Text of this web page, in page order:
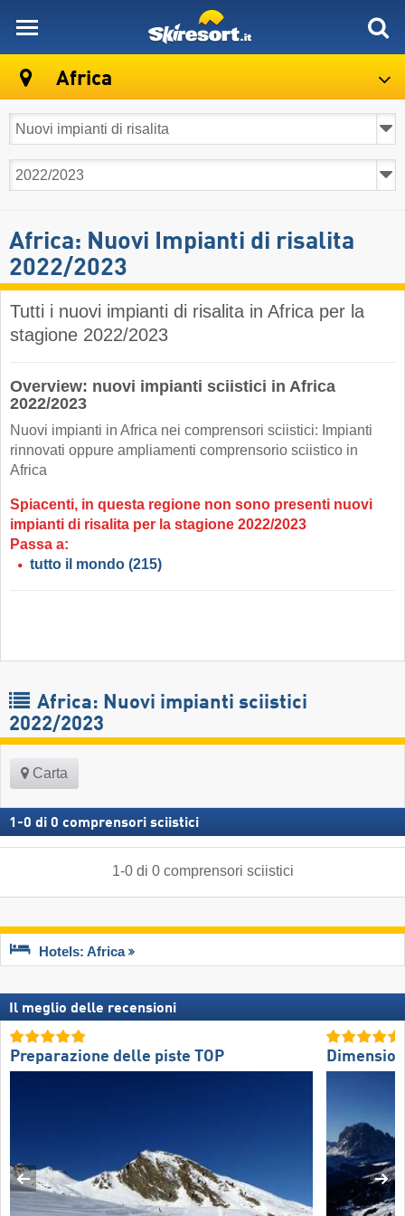
Africa
Africa: Nuovi Impianti di risalita
2022/2023
Tutti i nuovi impianti di risalita in Africa per la
stagione 2022/2023
Overview: nuovi impianti sciistici in Africa
2022/2023
Nuovi impianti in Africa nei comprensori sciistici: Impianti
rinnovati oppure ampliamenti comprensorio sciistico in
Africa
Spiacenti, in questa regione non sono presenti nuovi
impianti di risalita per la stagione 2022/2023
Passa a:
tutto il mondo (215)
Africa: Nuovi impianti sciistici
2022/2023
Carta
1 -0 di 0 comprensori sciistici
1-0di 0 comprensori sciistici
Hotels: Africa
Il meglio delle recensioni
Preparazione delle piste TOP